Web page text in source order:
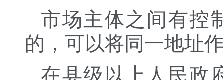
市场主体之间有控
的，可以将同一地址
在县级以上人民政